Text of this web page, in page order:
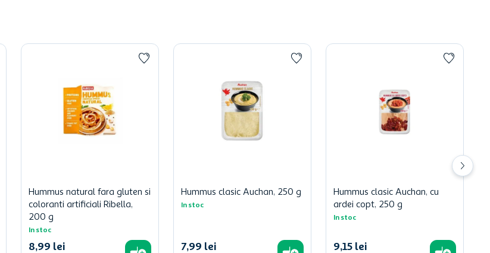
Hummus natural fara gluten si
coloranti artificiali Ribella,
200 g
In stoc
8,99 lei
Hummus clasic Auchan, 250 g
In stoc
7,99 lei
Hummus clasic Auchan, cu
ardei copt, 250 g
In stoc
9,15 lei